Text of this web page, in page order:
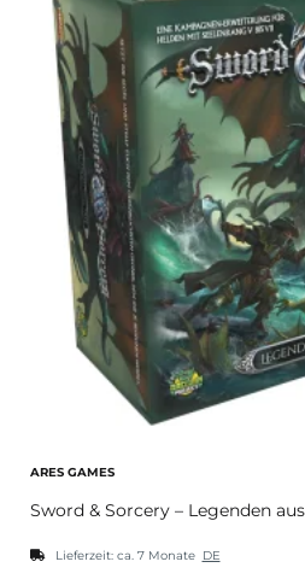
ARES GAMES
Sword & Sorcery – Legenden
Lieferzeit: ca. 7 Monate DE